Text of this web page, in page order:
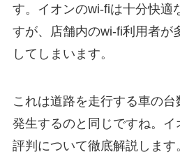
す。イオンのwi-fiは十分快適
すが、店舗内のwi-fi利用者が
してしまいます。
これは道路を走行する車の
発生するのと同じですね。
評判について徹底解説します